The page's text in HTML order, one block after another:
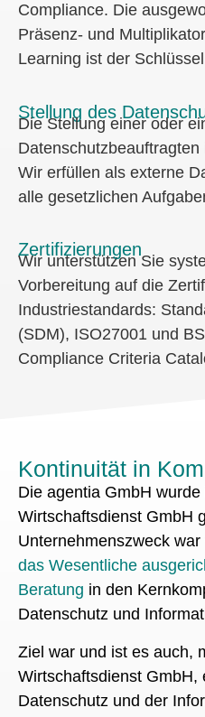
Compliance. Die
Präsenz- und
Learning ist der
Stellung des
Die Stellung einer oder
Wir erfüllen als externe
alle gesetzlichen
Wir unterstützen Sie
Vorbereitung auf die
Industriestandards:
(SDM), ISO27001 und
Compliance Criteria
Zertifizierungen
Kontinuität in
Die agentia GmbH
Wirtschaftsdienst GmbH
Unternehmenszweck
das Wesentliche
Beratung in den
Datenschutz und
Ziel war und ist es auch,
Wirtschaftsdienst GmbH,
Datenschutz und der